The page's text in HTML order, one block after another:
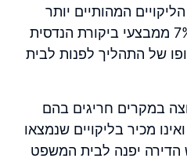
המהותיים יותר
ביקורת הנדסית
התהליך לפנות לבית
חריגים בהם
מכיר בליקויים שנמצאו
יפנה לבית המשפט